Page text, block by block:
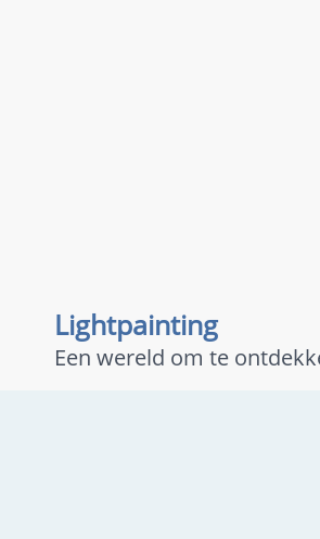
Lightpainting
Een wereld om te